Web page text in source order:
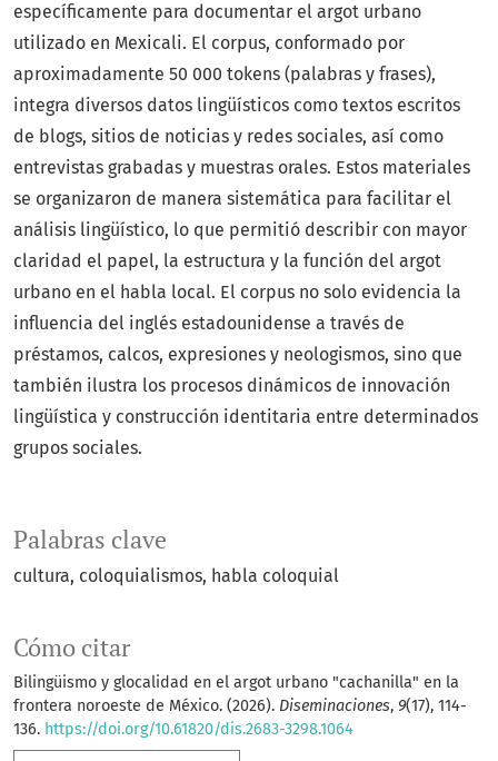
Palabras clave
cultura coloquialismos habla coloquial
Cómo citar
Bilingüismo y glocalidad en el argot urbano "cachanilla" en la
frontera noroeste de México. (2026). Diseminaciones, 9(17), 114-
136. https://doi.org/10.61820/dis.2683-3298.1064
específicamente para documentar el argot urbano
utilizado en Mexicali. El corpus, conformado por
aproximadamente 50 000 tokens (palabras y frases),
integra diversos datos lingüísticos como textos escritos
de blogs, sitios de noticias y redes sociales, así como
entrevistas grabadas y muestras orales. Estos materiales
se organizaron de manera sistemática para facilitar el
análisis lingüístico, lo que permitió describir con mayor
claridad el papel, la estructura y la función del argot
urbano en el habla local. El corpus no solo evidencia la
influencia del inglés estadounidense a través de
préstamos, calcos, expresiones y neologismos, sino que
también ilustra los procesos dinámicos de innovación
lingüística y construcción identitaria entre determinados
grupos sociales.